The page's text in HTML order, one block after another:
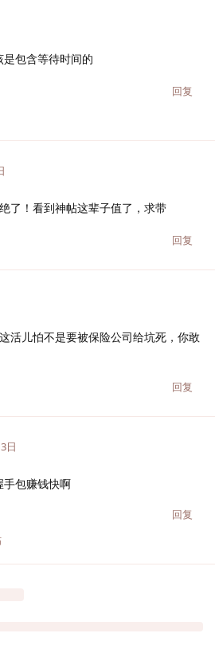
包含等待时间的
回复
了！看到神帖这辈子值了，求带
回复
活儿怕不是要被保险公司给坑死，你敢
回复
日
手包赚钱快啊
回复